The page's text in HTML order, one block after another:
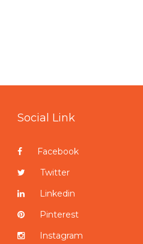
Social Link
Facebook
Twitter
Linkedin
Pinterest
Instagram